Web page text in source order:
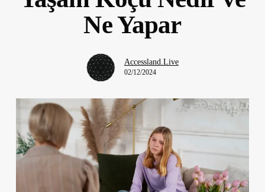
Ne Yapar
Accessland.Live
02/12/2024